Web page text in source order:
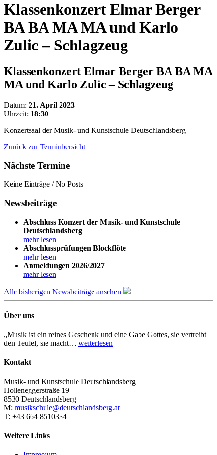
Klassenkonzert Elmar Berger
BA BA MA MA und Karlo
Zulic – Schlagzeug
Klassenkonzert Elmar Berger BA BA MA
MA und Karlo Zulic – Schlagzeug
Datum: 21. April 2023
Uhrzeit: 18:30
Konzertsaal der Musik- und Kunstschule Deutschlandsberg
Zurück zur Terminbersicht
Nächste Termine
Keine Einträge / No Posts
Newsbeiträge
Abschluss Konzert der Musik- und Kunstschule
Deutschlandsberg
mehr lesen
Abschlussprüfungen Blockflöte
mehr lesen
Anmeldungen 2026/2027
mehr lesen
Alle bisherigen Newsbeiträge ansehen
Über uns
„Musik ist ein reines Geschenk und eine Gabe Gottes, sie vertreibt
den Teufel, sie macht… weiterlesen
Kontakt
Musik- und Kunstschule Deutschlandsberg
Holleneggerstraße 19
8530 Deutschlandsberg
M: musikschule@deutschlandsberg.at
T: +43 664 8510334
Weitere Links